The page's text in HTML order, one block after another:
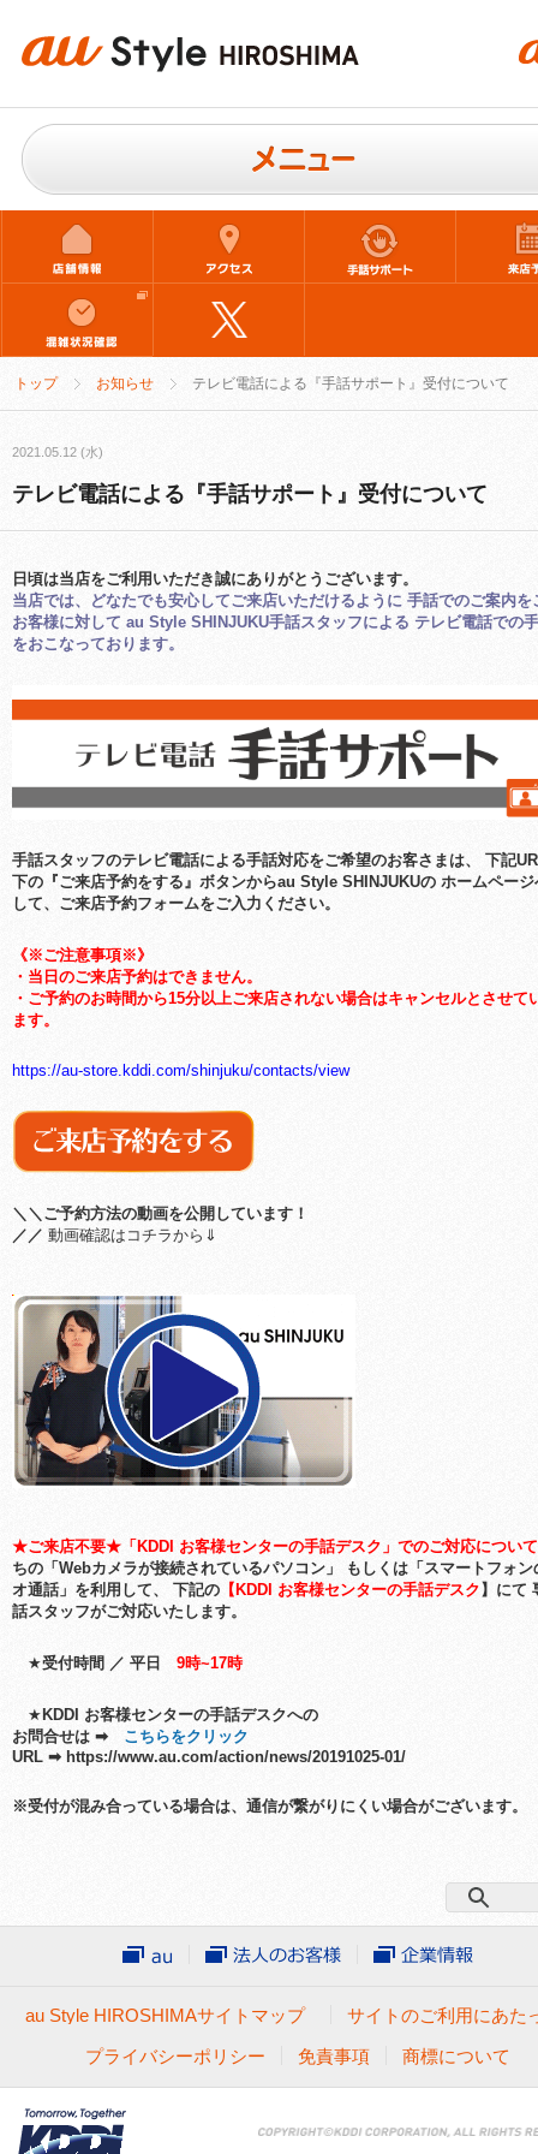
トップ お知らせ テレビ電話による『手話サポート』受付について
2021.05.12 (水)
テレビ電話による『手話サポート』受付について
日頃は当店をご利用いただき誠にありがとうございます。
当店では、どなたでも安心してご来店いただけるように 手話でのご案内を
お客様に対して au Style SHINJUKU手話スタッフによる テレビ電話での
をおこなっております。
手話スタッフのテレビ電話による手話対応をご希望のお客さまは、
下記
下の『ご来店予約をする』ボタンからau Style SHINJUKUの ホームページ
して、ご来店予約フォームをご入力ください。
《※ご注意事項※》
・当日のご来店予約はできません。
・ご予約のお時間から15分以上ご来店されない場合はキャンセルとさせて
ます。
https://au-store.kddi.com/shinjuku/contacts/view
＼＼ご予約方法の動画を公開しています！
／／ 動画確認はコチラから⇓
★ご来店不要★「KDDI お客様センターの手話デスク」でのご対応について
ちの「Webカメラが接続されているパソコン」 もしくは「スマートフォン
オ通話」を利用して、 下記の 【KDDI お客様センターの手話デスク】にて
話スタッフがご対応いたします。
★受付時間 ／ 平日 9時~17時
★KDDI お客様センターの手話デスクへの
お問合せは ➡ こちらをクリック
URL ➡ https://www.au.com/action/news/20191025-01/
※受付が混み合っている場合は、通信が繋がりにくい場合がございます。
au Style HIROSHIMAサイトマップ
サイトのご利用にあた
プライバシーポリシー
免責事項 商標について